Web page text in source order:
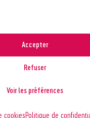
Accepter
Refuser
Voir les préférences
cookiesPolitique de